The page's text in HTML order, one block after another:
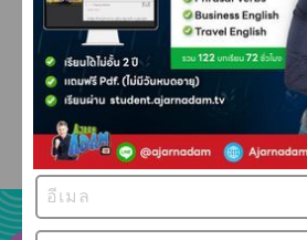
คอร์สเดี่ยว